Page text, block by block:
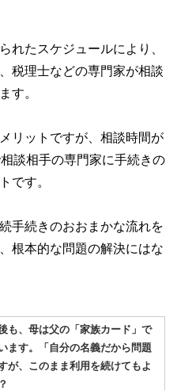
れたスケジュールにより、
税理士などの専門家が相談
す。
リットですが、相談時間が
談相手の専門家に手続きの
です。
手続きのおおまかな流れを
根本的な問題の解決にはな
も、母は父の「家族カード」で
ます。「自分の名義だから問題
が、このまま利用を続けてもよ